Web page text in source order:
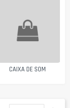
CAIXA DE SOM